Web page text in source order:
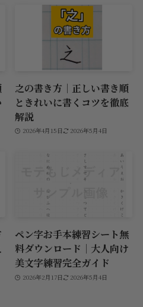
之の書き方｜正しい書き順
ときれいに書くコツを徹底
解説
2026年4月15日 2026年5月4日
ペン字お手本練習シート無
料ダウンロード｜大人向け
美文字練習完全ガイド
2026年2月17日 2026年5月4日